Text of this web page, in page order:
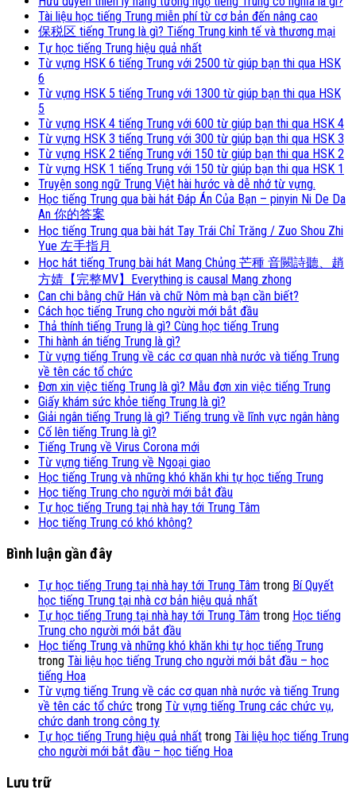
Tài liệu học tiếng Trung miễn phí từ cơ bản đến nâng cao
保税区 tiếng Trung là gì? Tiếng Trung kinh tế và thương mại
Tự học tiếng Trung hiệu quả nhất
Từ vựng HSK 6 tiếng Trung với 2500 từ giúp bạn thi qua HSK
6
Từ vựng HSK 5 tiếng Trung với 1300 từ giúp bạn thi qua HSK
5
Từ vựng HSK 4 tiếng Trung với 600 từ giúp bạn thi qua HSK 4
Từ vựng HSK 3 tiếng Trung với 300 từ giúp bạn thi qua HSK 3
Từ vựng HSK 2 tiếng Trung với 150 từ giúp bạn thi qua HSK 2
Từ vựng HSK 1 tiếng Trung với 150 từ giúp bạn thi qua HSK 1
Truyện song ngữ Trung Việt hài hước và dễ nhớ từ vựng.
Học tiếng Trung qua bài hát Đáp Án Của Bạn – pinyin Ni De Da
An 你的答案
Học tiếng Trung qua bài hát Tay Trái Chỉ Trăng / Zuo Shou Zhi
Yue 左手指月
Học hát tiếng Trung bài hát Mang Chủng 芒種 音闕詩聽、趙
方婧【完整MV】Everything is causal Mang zhong
Can chi bằng chữ Hán và chữ Nôm mà bạn cần biết?
Cách học tiếng Trung cho người mới bắt đầu
Thả thính tiếng Trung là gì? Cùng học tiếng Trung
Thi hành án tiếng Trung là gì?
Từ vựng tiếng Trung về các cơ quan nhà nước và tiếng Trung
về tên các tổ chức
Đơn xin việc tiếng Trung là gì? Mẫu đơn xin việc tiếng Trung
Giấy khám sức khỏe tiếng Trung là gì?
Giải ngân tiếng Trung là gì? Tiếng trung về lĩnh vực ngân hàng
Cố lên tiếng Trung là gì?
Tiếng Trung về Virus Corona mới
Từ vựng tiếng Trung về Ngoại giao
Học tiếng Trung và những khó khăn khi tự học tiếng Trung
Học tiếng Trung cho người mới bắt đầu
Tự học tiếng Trung tại nhà hay tới Trung Tâm
Học tiếng Trung có khó không?
Bình luận gần đây
Tự học tiếng Trung tại nhà hay tới Trung Tâm trong Bí Quyết
học tiếng Trung tại nhà cơ bản hiệu quả nhất
Tự học tiếng Trung tại nhà hay tới Trung Tâm trong Học tiếng
Trung cho người mới bắt đầu
Học tiếng Trung và những khó khăn khi tự học tiếng Trung
trong Tài liệu học tiếng Trung cho người mới bắt đầu – học
tiếng Hoa
Từ vựng tiếng Trung về các cơ quan nhà nước và tiếng Trung
về tên các tổ chức trong Từ vựng tiếng Trung các chức vụ,
chức danh trong công ty
Tự học tiếng Trung hiệu quả nhất trong Tài liệu học tiếng Trung
cho người mới bắt đầu – học tiếng Hoa
Lưu trữ